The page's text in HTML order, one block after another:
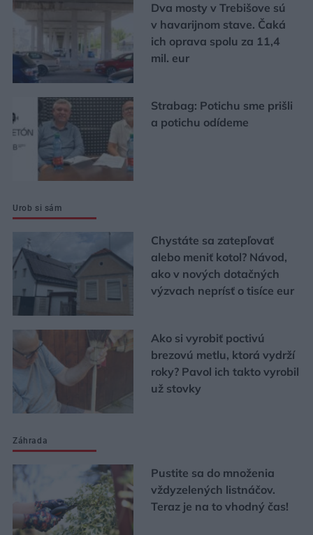
Dva mosty v Trebišove sú
v havarijnom stave. Čaká
ich oprava spolu za 11,4
mil. eur
Strabag: Potichu sme prišli
a potichu odídeme
Urob si sám
Chystáte sa zatepľovať
alebo meniť kotol? Návod,
ako v nových dotačných
výzvach neprísť o tisíce eur
Ako si vyrobiť poctivú
brezovú metlu, ktorá vydrží
roky? Pavol ich takto vyrobil
už stovky
Záhrada
Pustite sa do množenia
vždyzelených listnáčov.
Teraz je na to vhodný čas!